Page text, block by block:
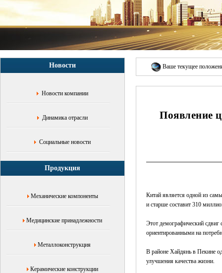
индустрия,
интеллектуальное
оборудование
монитор
интеллектуальные
интеллектуальные
прецизионная
медицинская
инструменты,
металлические
решения,
металлических
деталей,
Новости
Новости компании
Динамика отрасли
Социальные новости
Продукция
Механические компоненты
Медицинские принадлежности
Металлоконструкция
Керамические конструкции
Ваше текущее
Появление
Китай является одной из
и старше составит 310
Этот демографический
ориентированными на
В районе Хайдянь в Пекине
улучшения качества жизни.